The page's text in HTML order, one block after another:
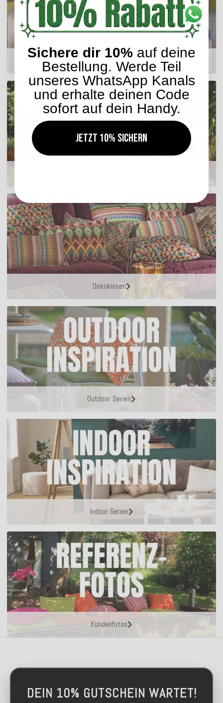
Matratzenkissen
Dekokissen
Outdoor Serien
Indoor Serien
Kundenfotos
DEIN 10% GUTSCHEIN WARTET!
Sichere dir 10% auf deine
Bestellung. Werde Teil
unseres WhatsApp Kanals
und erhalte deinen Code
sofort auf dein Handy.
Jetzt 10% sichern